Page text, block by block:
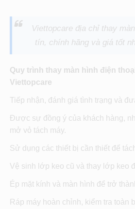
Viettopcare địa chỉ thay
tín, chính hãng và giá tốt
Quy trình thay màn hình điện
Viettopcare
Tiếp nhận, đánh giá tình trạng và
Được sự đồng ý của khách hàng,
mở vỏ tách máy.
Sử dụng các thiết bị cần thiết để
Vệ sinh lớp keo cũ và thay lớp keo
Ép mặt kính và màn hình để trở
Ráp máy hoàn chỉnh, kiểm tra toàn